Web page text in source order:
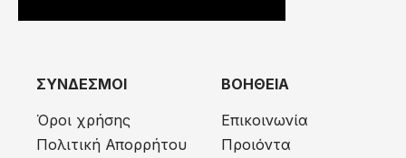
ΣΥΝΔΕΣΜΟΙ
Όροι χρήσης
Πολιτική Απορρήτου
ΒΟΗΘΕΙΑ
Επικοινωνία
Προιόντα